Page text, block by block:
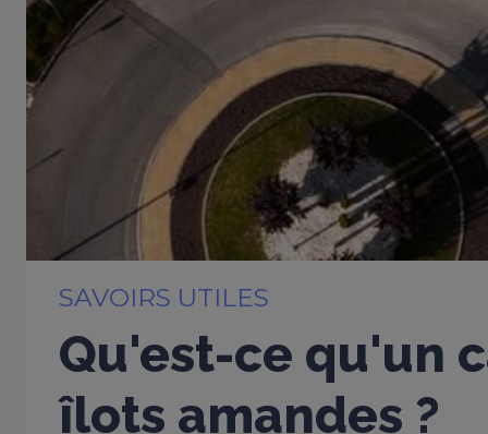
SAVOIRS UTILES
Qu'est-ce qu'un
îlots amandes ?